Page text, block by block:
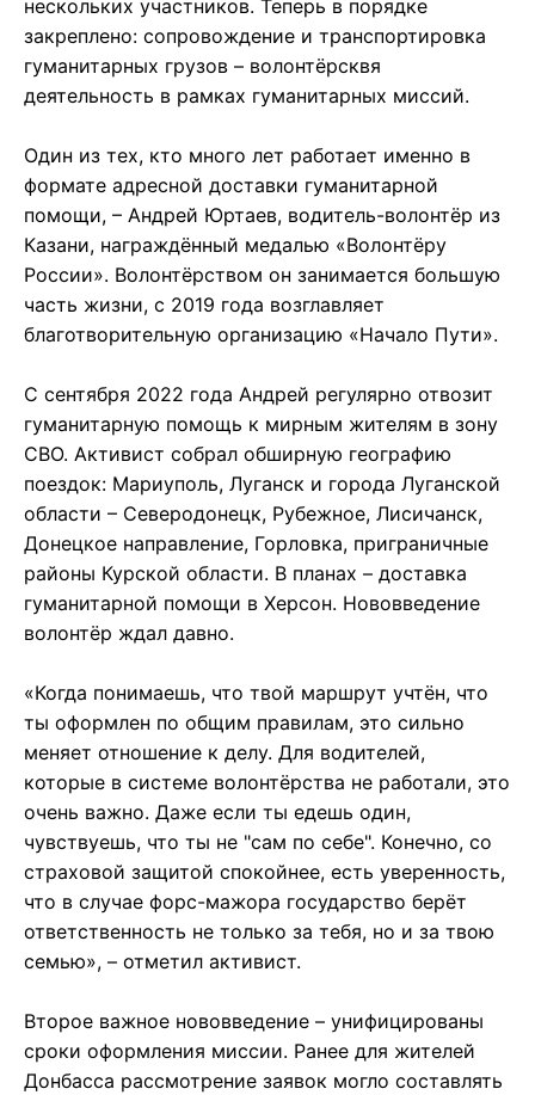
нескольких участников. Теперь в порядке
закреплено: сопровождение и транспортировка
гуманитарных грузов – волонтёрсквя
деятельность в рамках гуманитарных миссий.
Один из тех, кто много лет работает именно в
формате адресной доставки гуманитарной
помощи, – Андрей Юртаев, водитель-волонтёр из
Казани, награждённый медалью «Волонтёру
России». Волонтёрством он занимается большую
часть жизни, с 2019 года возглавляет
благотворительную организацию «Начало Пути».
С сентября 2022 года Андрей регулярно отвозит
гуманитарную помощь к мирным жителям в зону
СВО. Активист собрал обширную географию
поездок: Мариуполь, Луганск и города Луганской
области – Северодонецк, Рубежное, Лисичанск,
Донецкое направление, Горловка, приграничные
районы Курской области. В планах – доставка
гуманитарной помощи в Херсон. Нововведение
волонтёр ждал давно.
«Когда понимаешь, что твой маршрут учтён, что
ты оформлен по общим правилам, это сильно
меняет отношение к делу. Для водителей,
которые в системе волонтёрства не работали, это
очень важно. Даже если ты едешь один,
чувствуешь, что ты не "сам по себе". Конечно, со
страховой защитой спокойнее, есть уверенность,
что в случае форс-мажора государство берёт
ответственность не только за тебя, но и за твою
семью», – отметил активист.
Второе важное нововведение – унифицированы
сроки оформления миссии. Ранее для жителей
Донбасса рассмотрение заявок могло составлять